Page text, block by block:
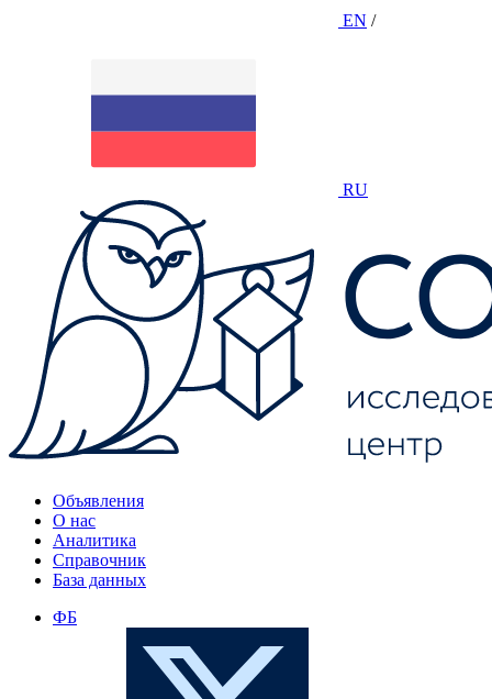
EN /
RU
Объявления
О нас
Аналитика
Справочник
База данных
ФБ